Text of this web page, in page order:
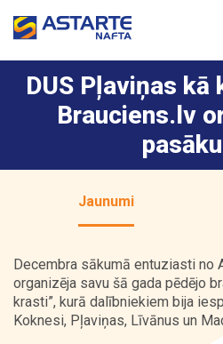
Akcijas
Uzpildes stacijas
Pakalpojumi
DUS Pļaviņas
Brauciens.lv
Jaunumi
Decembra sākumā entuziasti no
organizēja savu šā gada pēdējo
krasti”, kurā dalībniekiem bija
Koknesi, Pļaviņas, Līvānus un